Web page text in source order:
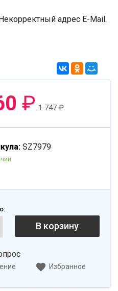
адрес E-Mail.
₽ 1 747₽
SZ7979
В корзину
Избранное